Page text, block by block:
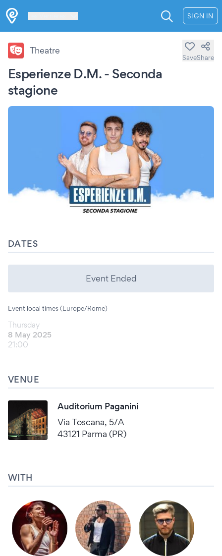
SIGN IN
Esperienze D.M. - Seconda
stagione
Theatre
SaveShare
DATES
Event Ended
Event local times (Europe/Rome)
Thursday
8 May 2025
21:00
VENUE
Auditorium Paganini
Via Toscana, 5/A
43121 Parma (PR)
WITH